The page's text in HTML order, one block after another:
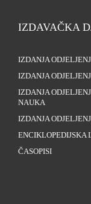
IZDAVAČKA
IZDANJA
IZDANJA
IZDANJA
NAUKA
IZDANJA
ENCIKLOPEDIJSKA
ČASOPISI